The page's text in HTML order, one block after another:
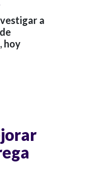
a
hoy